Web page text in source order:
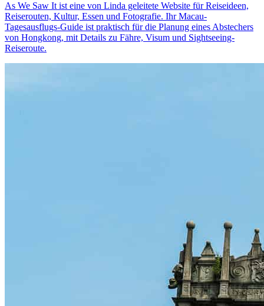
As We Saw It ist eine von Linda geleitete Website für Reiseideen,
Reiserouten, Kultur, Essen und Fotografie. Ihr Macau-
Tagesausflugs-Guide ist praktisch für die Planung eines Abstechers
von Hongkong, mit Details zu Fähre, Visum und Sightseeing-
Reiseroute.